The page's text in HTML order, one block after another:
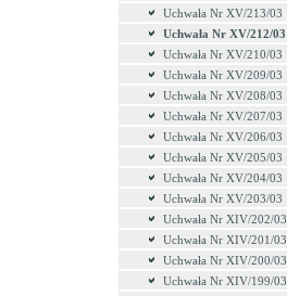
Uchwała Nr XV/213/03
Uchwała Nr XV/212/03
Uchwała Nr XV/210/03
Uchwała Nr XV/209/03
Uchwała Nr XV/208/03
Uchwała Nr XV/207/03
Uchwała Nr XV/206/03
Uchwała Nr XV/205/03
Uchwała Nr XV/204/03
Uchwała Nr XV/203/03
Uchwała Nr XIV/202/03
Uchwała Nr XIV/201/03
Uchwała Nr XIV/200/03
Uchwała Nr XIV/199/03